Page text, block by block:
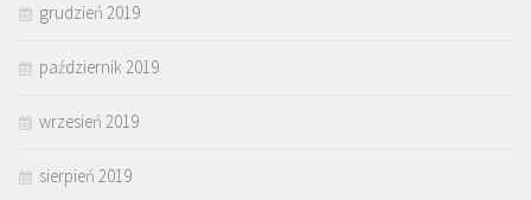
grudzień 2019
październik 2019
wrzesień 2019
sierpień 2019